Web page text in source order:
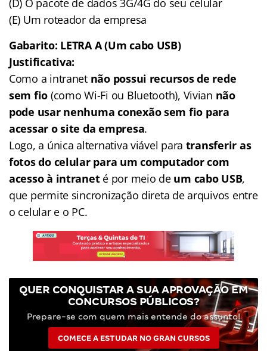
(D) O pacote de dados 3G/4G do seu celular
(E) Um roteador da empresa
Gabarito: LETRA A (Um cabo USB)
Justificativa:
Como a intranet não possui recursos de rede
sem fio (como Wi-Fi ou Bluetooth), Vivian não
pode usar nenhuma conexão sem fio para
acessar o site da empresa.
Logo, a única alternativa viável para transferir as
fotos do celular para um computador com
acesso à intraneté por meio de um cabo USB,
que permite sincronização direta de arquivos entre
o celular e o PC.
QUER CONQUISTAR A SUA APROVAÇÃO EM
CONCURSOS PÚBLICOS?
Prepare-se com quem mais entende do assunto!
COMECE A ESTUDAR NO GRAN CURSOS